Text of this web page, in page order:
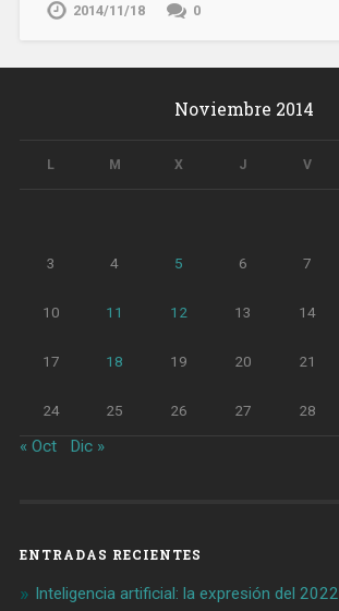
2014/11/18 0
Noviembre 2014
L M X J V
3 4 5 6 7
10 11 12 13 14
17 18 19 20 21
24 25 26 27 28
« Oct Dic »
ENTRADAS RECIENTES
Inteligencia artificial: la expresión del 2022